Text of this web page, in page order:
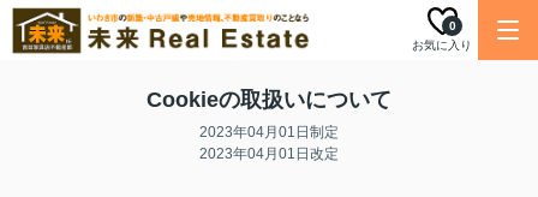
お気に入り
0
Cookieの取扱いについて
2023年04月01日制定
2023年04月01日改定